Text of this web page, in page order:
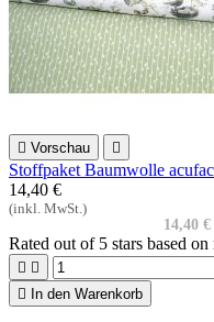
 Vorschau 
Stoffpaket Baumwolle
14,40 €
(inkl. MwSt.)
14,40
Rated out of 5 stars based on
 
 In den Warenkorb